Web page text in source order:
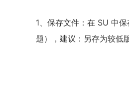
1、保存文件：在 SU 中
题），建议：另存为较低